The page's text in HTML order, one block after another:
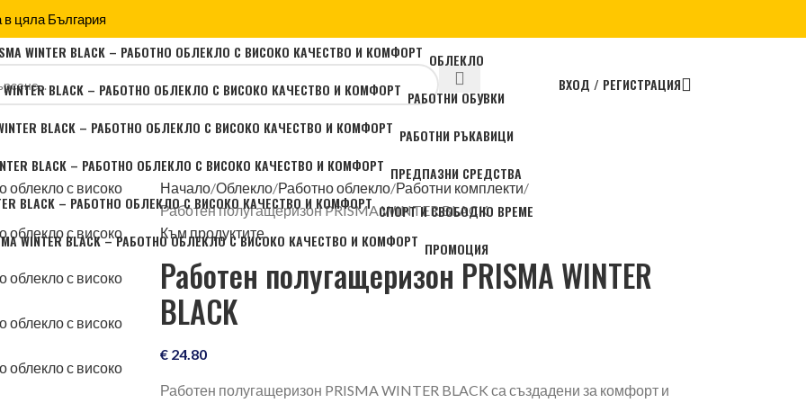
цяла България
ВХОД / РЕГИСТРАЦИЯ
ОБЛЕКЛО
РАБОТНИ ОБУВКИ
РАБОТНИ РЪКАВИЦИ
ПРЕДПАЗНИ СРЕДСТВА
СПОРТ И СВОБОДНО ВРЕМЕ
ПРОМОЦИЯ
Начало Облекло Работно облекло Работни комплекти
Работен полугащеризон PRISMA WINTER BLACK
Към продуктите
Работен полугащеризон PRISMA WINTER
BLACK
€24.80
Работен полугащеризон PRISMA WINTER BLACK са създадени за комфорт и